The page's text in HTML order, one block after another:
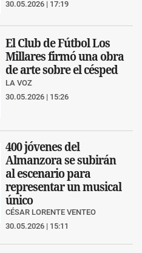
30.05.2026 | 17:19
El Club de Fútbol Los
Millares firmó una obra
de arte sobre el césped
LA VOZ
30.05.2026 | 15:26
400 jóvenes del
Almanzora se subirán
al escenario para
representar un musical
único
CÉSAR LORENTE VENTEO
30.05.2026 | 15:11